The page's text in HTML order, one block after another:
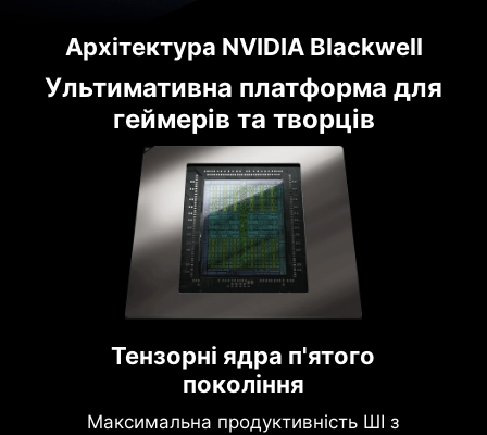
Архітектура NVIDIA Blackwell
Ультимативна платформа для
геймерів та творців
Тензорні ядра п'ятого
покоління
Максимальна продуктивність ШІ з